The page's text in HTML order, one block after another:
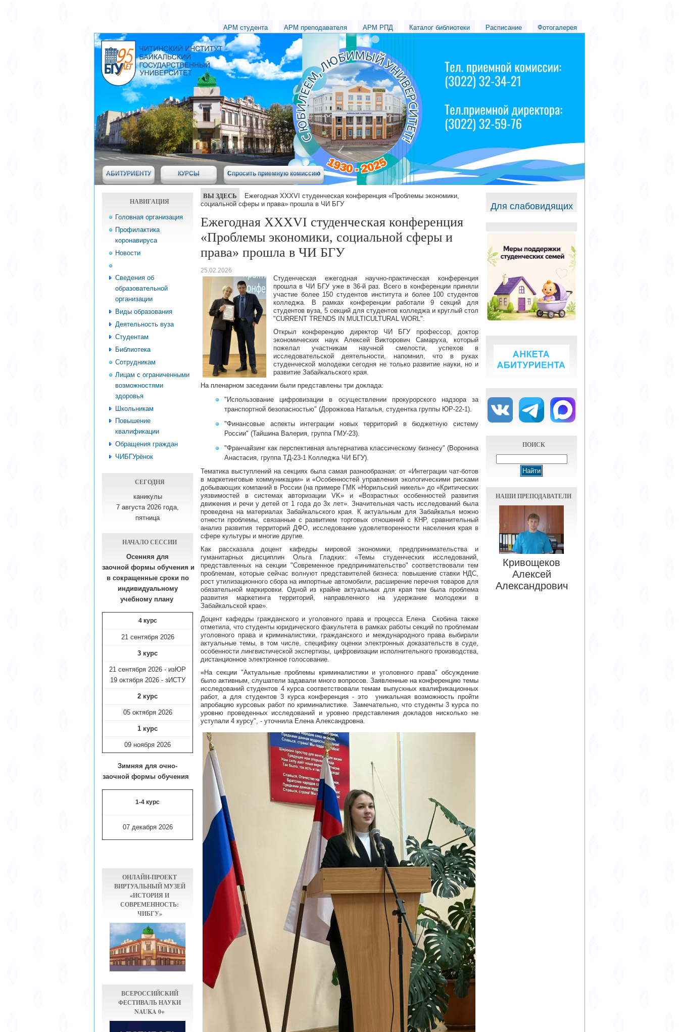
АРМ студента АРМ преподавателя АРМ РПД Каталог библиотеки Расписание Фотогалерея
АБИТУРИЕНТУ КУРСЫ Спросить приемную комиссию
НАВИГАЦИЯ
Головная организация
Профилактика
коронавируса
Новости
Сведения об
образовательной
организации
Виды образования
Деятельность вуза
Студентам
Библиотека
Сотрудникам
Лицам с ограниченными
возможностями
здоровья
Школьникам
Повышение
квалификации
Обращения граждан
ЧИБГУрёнок
СЕГОДНЯ
каникулы
7 августа 2026 года,
пятница
НАЧАЛО СЕССИИ
Осенняя для
заочной формы обучения и
в сокращенные сроки по
индивидуальному
учебному плану​
4 курс
21 сентября 2026
3 курс
21 сентября 2026 - изЮР
19 октября 2026 - зИСТУ
2 курс
05 октября 2026
1 курс
09 ноября 2026
Зимняя для очно-
заочной формы обучения
1-4 курс
07 декабря 2026
ОНЛАЙН-ПРОЕКТ
ВИРТУАЛЬНЫЙ МУЗЕЙ
«ИСТОРИЯ И
СОВРЕМЕННОСТЬ:
ЧИБГУ»
ВСЕРОССИЙСКИЙ
ФЕСТИВАЛЬ НАУКИ
NAUKA 0+
ВЫ ЗДЕСЬ
Ежегодная XXXVI студенческая конференция «Проблемы экономики,
социальной сферы и права» прошла в ЧИ БГУ
Ежегодная XXXVI студенческая конференция
«Проблемы экономики, социальной сферы и
права» прошла в ЧИ БГУ
25.02.2026
Студенческая ежегодная научно-практическая конференция
прошла в ЧИ БГУ уже в 36-й раз. Всего в конференции приняли
участие более 150 студентов института и более 100 студентов
колледжа. В рамках конференции работали 9 секций для
студентов вуза, 5 секций для студентов колледжа и круглый стол
"CURRENT TRENDS IN MULTICULTURAL WORL".
Открыл конференцию директор ЧИ БГУ профессор, доктор
экономических наук Алексей Викторович Самаруха, который
пожелал участникам научной смелости, успехов в
исследовательской деятельности, напомнил, что в руках
студенческой молодежи сегодня не только развитие науки, но и
развитие Забайкальского края.
На пленарном заседании были представлены три доклада:
"Использование цифровизации в осуществлении прокурорского надзора за
транспортной безопасностью" (Дорожкова Наталья, студентка группы ЮР-22-1).
"Финансовые аспекты интеграции новых территорий в бюджетную систему
России" (Тайшина Валерия, группа ГМУ-23).
"Франчайзинг как перспективная альтернатива классическому бизнесу" (Воронина
Анастасия, группа ТД-23-1 Колледжа ЧИ БГУ).
Тематика выступлений на секциях была самая разнообразная: от «Интеграции чат-ботов
в маркетинговые коммуникации» и «Особенностей управления экологическими рисками
добывающих компаний в России (на примере ГМК «Норильский никель» до «Критических
уязвимостей в системах авторизации VK» и «Возрастных особенностей развития
движения и речи у детей от 1 года до 3х лет». Значительная часть исследований была
проведена на материалах Забайкальского края. К актуальным для Забайкалья можно
отнести проблемы, связанные с развитием торговых отношений с КНР, сравнительный
анализ развития территорий ДФО, исследование удовлетворенности населения края в
сфере культуры и многие другие.
Как рассказала доцент кафедры мировой экономики, предпринимательства и
гуманитарных дисциплин Ольга Гладких: «Темы студенческих исследований,
представленных на секции "Современное предпринимательство" соответствовали тем
проблемам, которые сейчас волнуют представителей бизнеса: повышение ставки НДС,
рост утилизационного сбора на импортные автомобили, расширение перечня товаров для
обязательной маркировки. Одной из крайне актуальных для края тем была проблема
развития маркетинга территорий, направленного на удержание молодежи в
Забайкальской крае».
Доцент кафедры гражданского и уголовного права и процесса Елена Скобина также
отметила, что студенты юридического факультета в рамках работы секций по проблемам
уголовного права и криминалистики, гражданского и международного права выбирали
актуальные темы, в том числе, специфику оценки электронных доказательств в суде,
особенности лингвистической экспертизы, цифровизации исполнительного производства,
дистанционное электронное голосование.
«На секции "Актуальные проблемы криминалистики и уголовного права" обсуждение
было активным, слушатели задавали много вопросов. Заявленные на конференцию темы
исследований студентов 4 курса соответствовали темам выпускных квалификационных
работ, а для студентов 3 курса конференция - это уникальная возможность пройти
апробацию курсовых работ по криминалистике. Замечательно, что студенты 3 курса по
уровню проведенных исследований и уровню представления докладов нисколько не
уступали 4 курсу", - уточнила Елена Александровна.
Для слабовидящих
ПОИСК
НАШИ ПРЕПОДАВАТЕЛИ
Кривощеков
Алексей
Александрович